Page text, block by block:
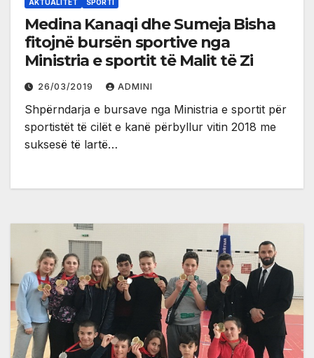
AKTUALITET SPORTI
Medina Kanaqi dhe Sumeja Bisha
fitojnë bursën sportive nga
Ministria e sportit të Malit të Zi
26/03/2019 ADMINI
Shpërndarja e bursave nga Ministria e sportit për
sportistët të cilët e kanë përbyllur vitin 2018 me
suksesë të lartë…